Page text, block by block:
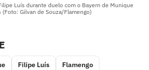
Luís durante duelo com o Bayern de Munique
Gilvan de Souza/Flamengo)
Filipe Luís Flamengo